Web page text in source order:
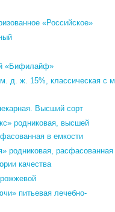
«Российское»
«Бифилайф»
д. ж. 15%, классическая с м.
Высший сорт
родниковая, высшей
в емкости
родниковая, расфасованная
качества
питьевая лечебно-